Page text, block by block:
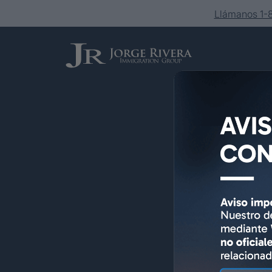
Llámanos
Servicios